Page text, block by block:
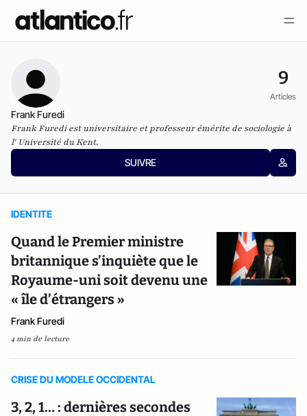
9
Articles
Frank Furedi
Frank Furedi est universitaire et professeur émérite de sociologie à
l' Université du Kent.
SUIVRE
IDENTITE
Quand le Premier ministre
britannique s’inquiète que le
Royaume-uni soit devenu une
« île d’étrangers »
Frank Furedi
4 min de lecture
CRISE DU MODELE OCCIDENTAL
3, 2, 1… : dernières secondes